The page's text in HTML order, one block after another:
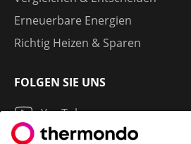
Erneuerbare Energien
Richtig Heizen & Sparen
FOLGEN SIE UNS
YouTube
Instagram